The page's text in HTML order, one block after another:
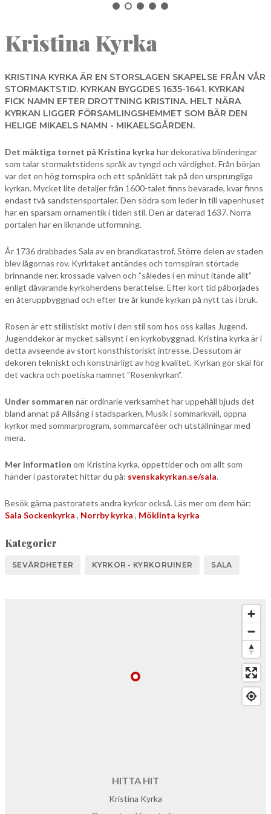
SALA
SKINNSKATTEBERG
SURAHAMMAR
VÄSTERÅS
Sök
Kristina Kyrka
KRISTINA KYRKA ÄR EN STORSLAGEN SKAPELSE FRÅN VÅR
STORMAKTSTID. KYRKAN BYGGDES 1635-1641. KYRKAN
FICK NAMN EFTER DROTTNING KRISTINA. HELT NÄRA
KYRKAN LIGGER FÖRSAMLINGSHEMMET SOM BÄR DEN
HELIGE MIKAELS NAMN - MIKAELSGÅRDEN.
Det mäktiga tornet på Kristina kyrka har dekorativa blinderingar
som talar stormaktstidens språk av tyngd och värdighet. Från början
var det en hög tornspira och ett spånklätt tak på den ursprungliga
kyrkan. Mycket lite detaljer från 1600-talet finns bevarade, kvar finns
endast två sandstensportaler. Den södra som leder in till vapenhuset
har en sparsam ornamentik i tiden stil. Den är daterad 1637. Norra
portalen har en liknande utformning.
År 1736 drabbades Sala av en brandkatastrof. Större delen av staden
blev lågornas rov. Kyrktaket antändes och tornspiran störtade
brinnande ner, krossade valven och ”således i en minut itände allt”
enligt dåvarande kyrkoherdens berättelse. Efter kort tid påbörjades
en återuppbyggnad och efter tre år kunde kyrkan på nytt tas i bruk.
Rosen är ett stilistiskt motiv i den stil som hos oss kallas Jugend.
Jugenddekor är mycket sällsynt i en kyrkobyggnad. Kristina kyrka är i
detta avseende av stort konsthistoriskt intresse. Dessutom är
dekoren tekniskt och konstnärligt av hög kvalitet. Kyrkan gör skäl för
det vackra och poetiska namnet ”Rosenkyrkan”.
Under sommaren när ordinarie verksamhet har uppehåll bjuds det
bland annat på Allsång i stadsparken, Musik i sommarkväll, öppna
kyrkor med sommarprogram, sommarcaféer och utställningar med
mera.
Mer information om Kristina kyrka, öppettider och om allt som
händer i pastoratet hittar du på: svenskakyrkan.se/sala.
Besök gärna pastoratets andra kyrkor också. Läs mer om dem här:
Sala Sockenkyrka , Norrby kyrka , Möklinta kyrka
Kategorier
SEVÄRDHETER KYRKOR - KYRKORUINER SALA
HITTA HIT
Kristina Kyrka